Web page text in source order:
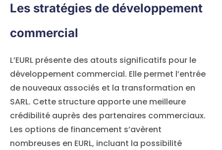
Les stratégies de développement
commercial
L’EURL présente des atouts significatifs pour le
développement commercial. Elle permet l’entrée
de nouveaux associés et la transformation en
SARL. Cette structure apporte une meilleure
crédibilité auprès des partenaires commerciaux.
Les options de financement s’avèrent
nombreuses en EURL, incluant la possibilité